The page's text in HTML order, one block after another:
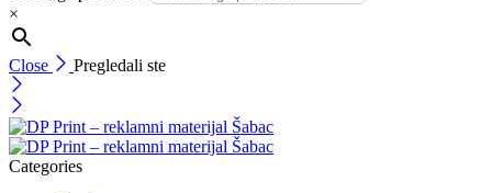
×
Close Pregledali ste
Categories